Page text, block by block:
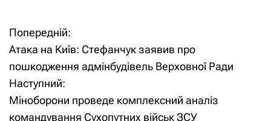
Н
а
в
і
Попередній:
Атака на Київ: Стефанчук заявив про
пошкодження адмінбудівель Верховної Ради
Наступний:
Міноборони проведе комплексний аналіз
командування Сухопутних військ ЗСУ